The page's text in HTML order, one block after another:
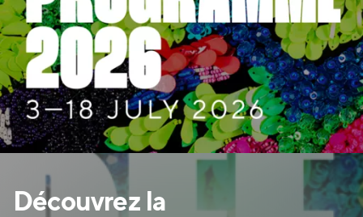
Découvrez la